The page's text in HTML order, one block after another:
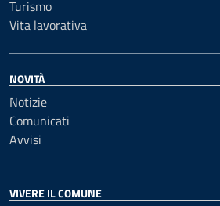
Turismo
Vita lavorativa
NOVITÀ
Notizie
Comunicati
Avvisi
VIVERE IL COMUNE